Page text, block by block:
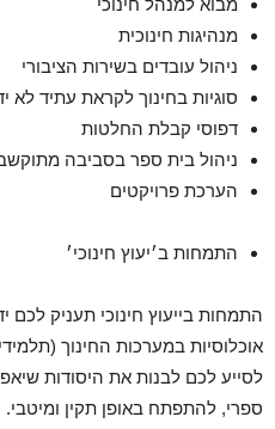
מנהיגות חינוכית
ניהול עובדים בשירות הציבורי
סוגיות בחינוך לקראת עתיד לא
דפוסי קבלת החלטות
ניהול בית ספר בסביבה
הערכת פרויקטים
התמחות ב׳יעוץ חינוכי׳
התמחות בייעוץ חינוכי תעניק לכם
אוכלוסיות במערכות החינוך
לסייע לכם לבנות את היסודות
ספרי, להתפתח באופן תקין ומיטבי.